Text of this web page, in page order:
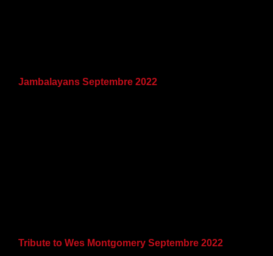
Jambalayans Septembre 2022
Tribute to Wes Montgomery Septembre 2022